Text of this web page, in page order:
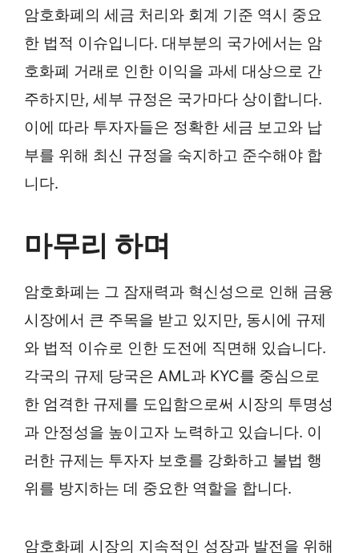
암호화폐의 세금 처리와 회계 기준 역시 중요
한 법적 이슈입니다. 대부분의 국가에서는 암
호화폐 거래로 인한 이익을 과세 대상으로 간
주하지만, 세부 규정은 국가마다 상이합니다.
이에 따라 투자자들은 정확한 세금 보고와 납
부를 위해 최신 규정을 숙지하고 준수해야 합
니다.
마무리 하며
암호화폐는 그 잠재력과 혁신성으로 인해 금융
시장에서 큰 주목을 받고 있지만, 동시에 규제
와 법적 이슈로 인한 도전에 직면해 있습니다.
각국의 규제 당국은 AML과 KYC를 중심으로
한 엄격한 규제를 도입함으로써 시장의 투명성
과 안정성을 높이고자 노력하고 있습니다. 이
러한 규제는 투자자 보호를 강화하고 불법 행
위를 방지하는 데 중요한 역할을 합니다.
암호화폐 시장의 지속적인 성장과 발전을 위해